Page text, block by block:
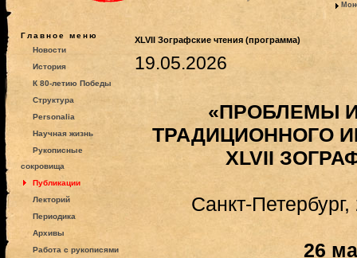
Главное меню
Новости
История
К 80-летию Победы
Структура
Personalia
Научная жизнь
Рукописные
сокровища
Публикации
Лекторий
Периодика
Архивы
Работа с рукописями
XLVII Зографские чтения (программа)
19.05.2026
«ПРОБЛЕМЫ
ТРАДИЦИОННОГО
XLVII
Санкт-
26